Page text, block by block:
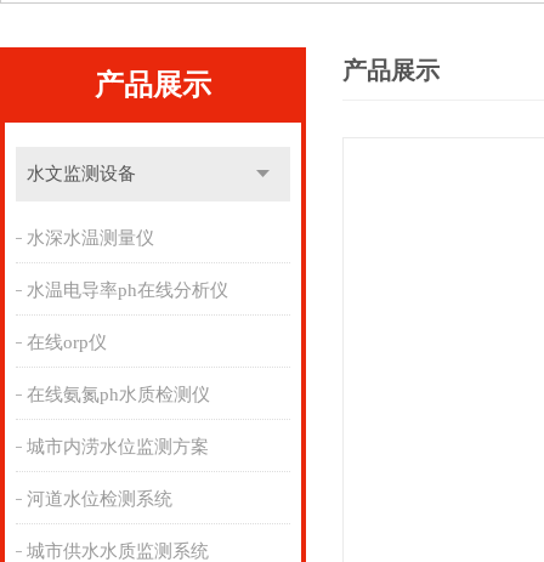
产品展示
水文监测设备
水深水温测量仪
水温电导率ph在线分析仪
在线orp仪
在线氨氮ph水质检测仪
城市内涝水位监测方案
河道水位检测系统
城市供水水质监测系统
产品展示